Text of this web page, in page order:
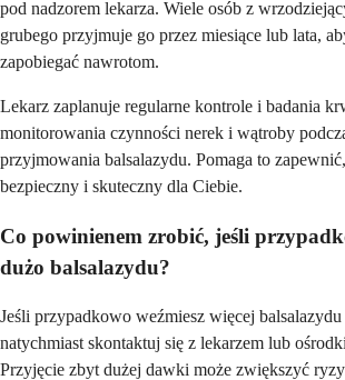
pod nadzorem lekarza. Wiele osób z
grubego przyjmuje go przez miesiące lub lata,
zapobiegać nawrotom.
Lekarz zaplanuje regularne kontrole i badania
monitorowania czynności nerek i wątroby
przyjmowania balsalazydu. Pomaga to
bezpieczny i skuteczny dla Ciebie.
Co powinienem zrobić, jeśli
dużo balsalazydu?
Jeśli przypadkowo weźmiesz więcej
natychmiast skontaktuj się z lekarzem lub
Przyjęcie zbyt dużej dawki może zwiększyć